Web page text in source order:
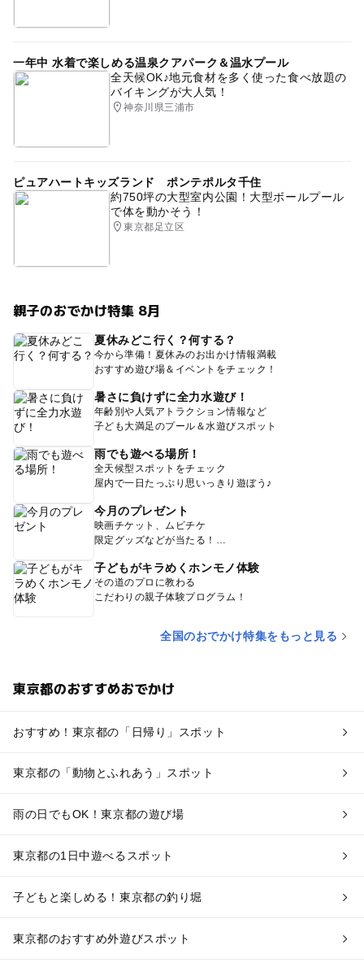
一年中 水着で楽しめる温泉クアパーク＆温水プール
全天候OK♪地元食材を多く使った食べ放題の
バイキングが大人気！
神奈川県三浦市
ピュアハートキッズランド ポンテポルタ千住
約750坪の大型室内公園！大型ボールプール
で体を動かそう！
東京都足立区
親子のおでかけ特集 8月
夏休みどこ行く？何する？
今から準備！夏休みのお出かけ情報満載
おすすめ遊び場＆イベントをチェック！
暑さに負けずに全力水遊び！
年齢別や人気アトラクション情報など
子ども大満足のプール＆水遊びスポット
雨でも遊べる場所！
全天候型スポットをチェック
屋内で一日たっぷり思いっきり遊ぼう♪
今月のプレゼント
映画チケット、ムビチケ
限定グッズなどが当たる！
子どもがキラめくホンモノ体験
その道のプロに教わる
こだわりの親子体験プログラム！
全国のおでかけ特集をもっと見る
東京都のおすすめおでかけ
おすすめ！東京都の「日帰り」スポット
東京都の「動物とふれあう」スポット
雨の日でもOK！東京都の遊び場
東京都の1日中遊べるスポット
子どもと楽しめる！東京都の釣り堀
東京都のおすすめ外遊びスポット